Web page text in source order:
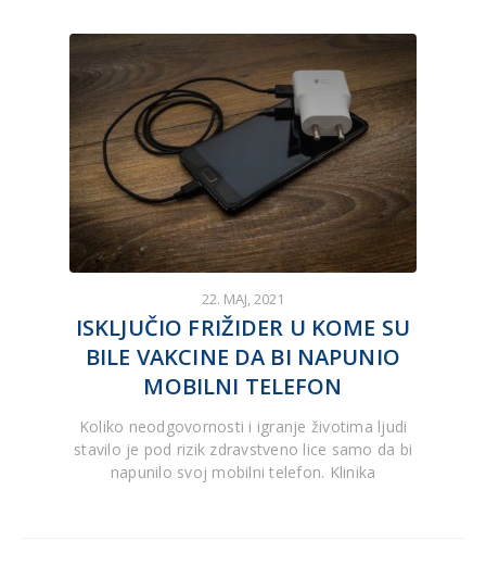
22. MAJ, 2021
ISKLJUČIO FRIŽIDER U KOME SU
BILE VAKCINE DA BI NAPUNIO
MOBILNI TELEFON
Koliko neodgovornosti i igranje životima ljudi
stavilo je pod rizik zdravstveno lice samo da bi
napunilo svoj mobilni telefon. Klinika